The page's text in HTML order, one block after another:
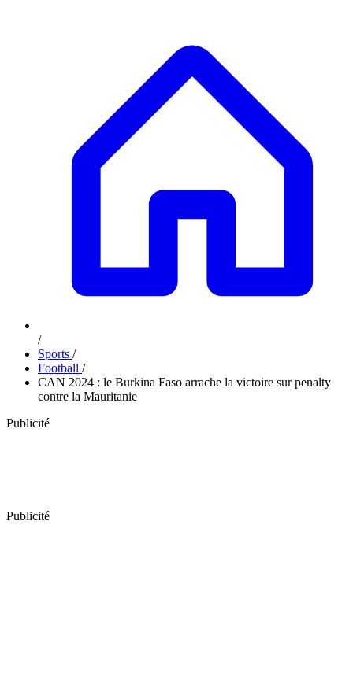
/
Sports /
Football /
CAN 2024 : le Burkina Faso arrache la victoire sur penalty
contre la Mauritanie
Publicité
Publicité